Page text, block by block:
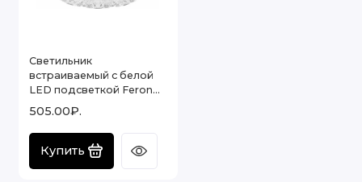
Светильник
встраиваемый с белой
LED подсветкой Feron
GX53 без лампы
прозрачный , 29476
505.00₽.
Купить